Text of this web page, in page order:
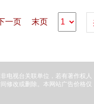
一页 末页
电视台关联单位，若有著作权人
修改或删除。本网站广告价格仅